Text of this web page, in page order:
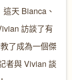
天 Bianca、
訪談了有
了成為一個傑
者與 Vivian 談